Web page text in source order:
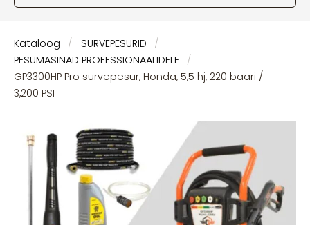
Kataloog
SURVEPESURID
PESUMASINAD PROFESSIONAALIDELE
GP3300HP Pro survepesur, Honda, 5,5 hj, 220 baari /
3,200 PSI